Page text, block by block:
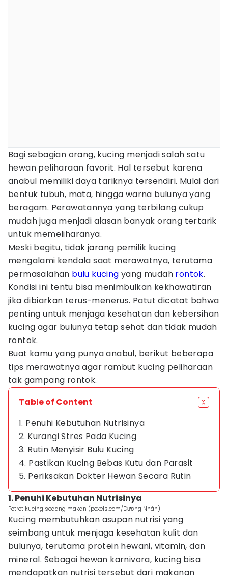
Bagi sebagian orang, kucing menjadi salah satu
hewan peliharaan favorit. Hal tersebut karena
anabul memiliki daya tariknya tersendiri. Mulai dari
bentuk tubuh, mata, hingga warna bulunya yang
beragam. Perawatannya yang terbilang cukup
mudah juga menjadi alasan banyak orang tertarik
untuk memeliharanya.
Meski begitu, tidak jarang pemilik kucing
mengalami kendala saat merawatnya, terutama
permasalahan bulu kucing yang mudah rontok.
Kondisi ini tentu bisa menimbulkan kekhawatiran
jika dibiarkan terus-menerus. Patut dicatat bahwa
penting untuk menjaga kesehatan dan kebersihan
kucing agar bulunya tetap sehat dan tidak mudah
rontok.
Buat kamu yang punya anabul, berikut beberapa
tips merawatnya agar rambut kucing peliharaan
tak gampang rontok.
Table of Content
1. Penuhi Kebutuhan Nutrisinya
2. Kurangi Stres Pada Kucing
3. Rutin Menyisir Bulu Kucing
4. Pastikan Kucing Bebas Kutu dan Parasit
5. Periksakan Dokter Hewan Secara Rutin
1. Penuhi Kebutuhan Nutrisinya
Potret kucing sedang makan (pexels.com/Dương Nhân)
Kucing membutuhkan asupan nutrisi yang
seimbang untuk menjaga kesehatan kulit dan
bulunya, terutama protein hewani, vitamin, dan
mineral. Sebagai hewan karnivora, kucing bisa
mendapatkan nutrisi tersebut dari makanan